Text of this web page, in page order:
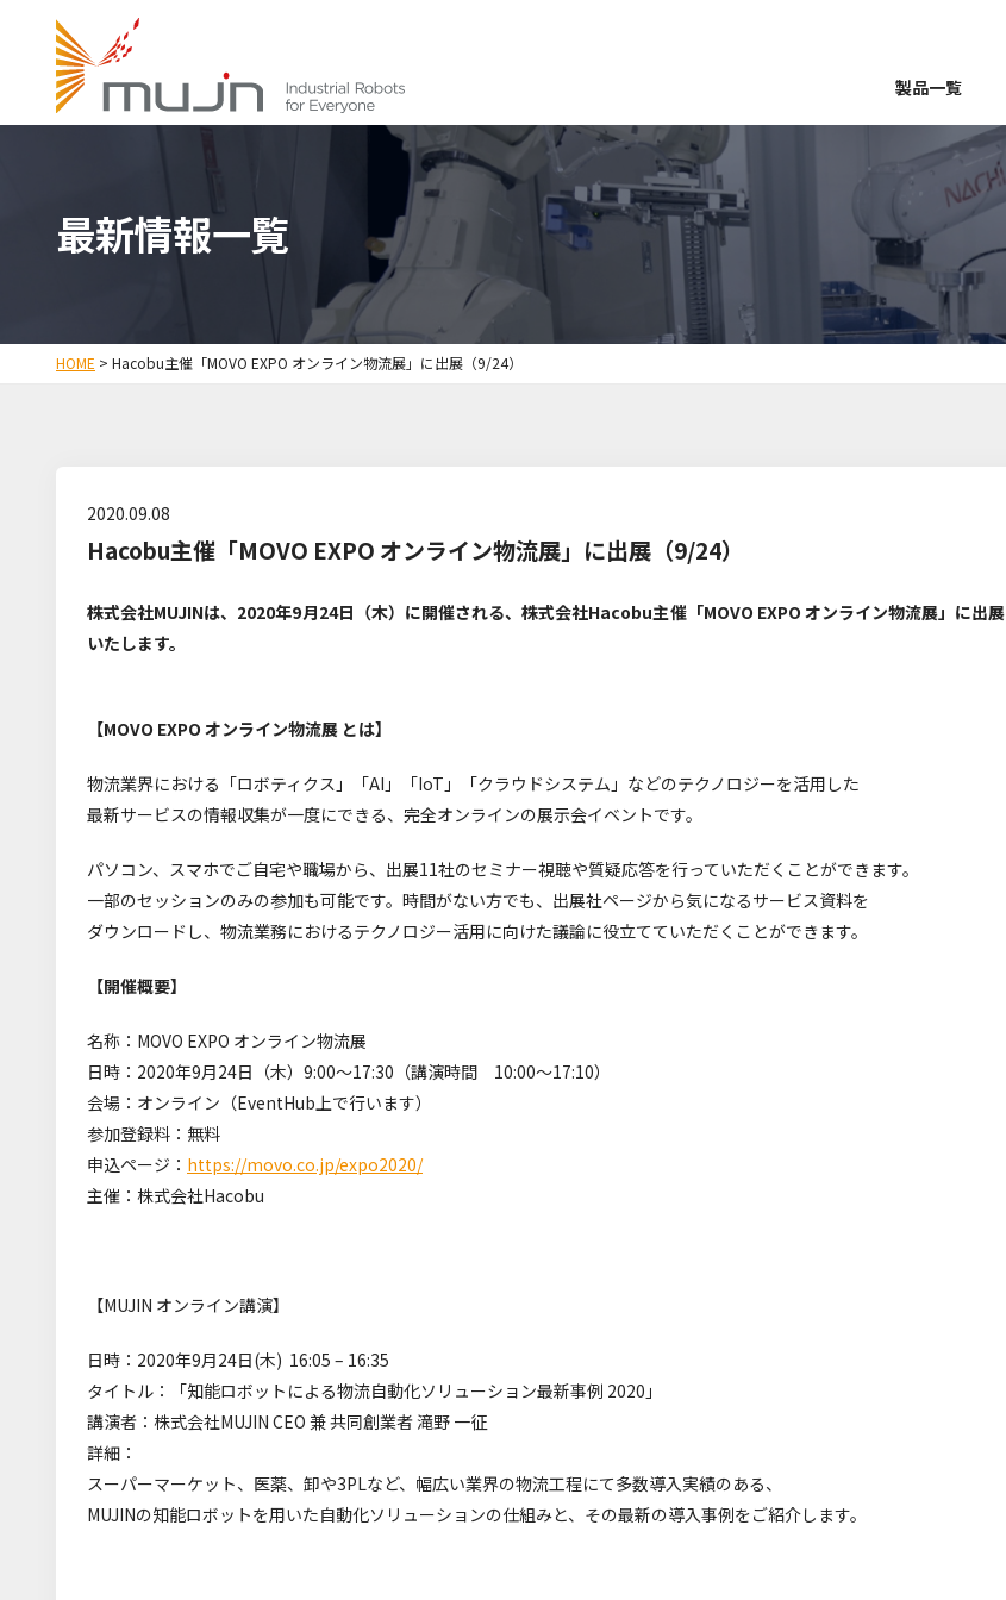
製品一覧
最新情報一覧
HOME > Hacobu主催「MOVO EXPO オンライン物流展」に出展（9/24）
2020.09.08
Hacobu主催「MOVO EXPO オンライン物流展」に出展（9/24）
株式会社MUJINは、2020年9月24日（木）に開催される、株式会社Hacobu主催「MOVO EXPO オンライン物流展」に出展
いたします。
【MOVO EXPO オンライン物流展 とは】
物流業界における「ロボティクス」「AI」「IoT」「クラウドシステム」などのテクノロジーを活用した
最新サービスの情報収集が一度にできる、完全オンラインの展示会イベントです。
パソコン、スマホでご自宅や職場から、出展11社のセミナー視聴や質疑応答を行っていただくことができます。
一部のセッションのみの参加も可能です。時間がない方でも、出展社ページから気になるサービス資料を
ダウンロードし、物流業務におけるテクノロジー活用に向けた議論に役立てていただくことができます。
【開催概要】
名称：MOVO EXPO オンライン物流展
日時：2020年9月24日（木）9:00～17:30（講演時間 10:00～17:10）
会場：オンライン（EventHub上で行います）
参加登録料：無料
申込ページ： https://movo.co.jp/expo2020/
主催：株式会社Hacobu
【MUJIN オンライン講演】
日時：2020年9月24日(木) 16:05 – 16:35
タイトル：「知能ロボットによる物流自動化ソリューション最新事例 2020」
講演者：株式会社MUJIN CEO 兼 共同創業者 滝野 一征
詳細：
スーパーマーケット、医薬、卸や3PLなど、幅広い業界の物流工程にて多数導入実績のある、
MUJINの知能ロボットを用いた自動化ソリューションの仕組みと、その最新の導入事例をご紹介します。